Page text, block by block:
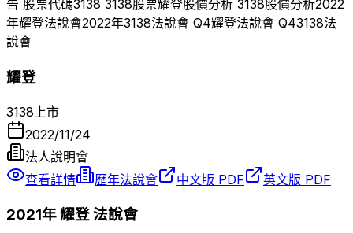
告 股票代碼3138 3138股票耀登股價分析 3138股價分析2022
年耀登法說會2022年3138法說會 Q4耀登法說會 Q43138法
說會
耀登
3138 上市
2022/11/24
法人說明會
查看詳情
歷年法說會 中文版 PDF 英文版 PDF
2021年耀登法說會